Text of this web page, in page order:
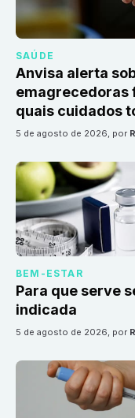
SAÚDE
Anvisa alerta
emagrecedoras
quais cuidados
5 de agosto de 2026, por
BEM-ESTAR
Para que serve
indicada
5 de agosto de 2026, por